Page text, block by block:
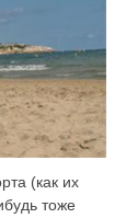
(как их
тоже